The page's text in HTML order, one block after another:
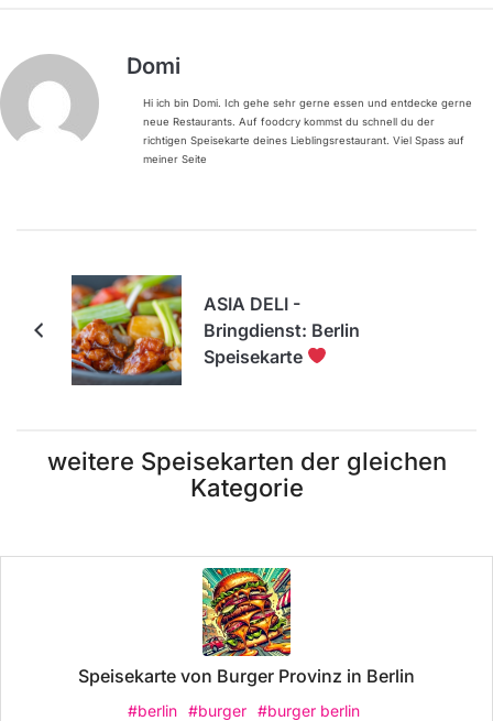
Domi
Hi ich bin Domi. Ich gehe sehr gerne essen und entdecke gerne
neue Restaurants. Auf foodcry kommst du schnell du der
richtigen Speisekarte deines Lieblingsrestaurant. Viel Spass auf
meiner Seite
ASIA DELI -
Bringdienst: Berlin
Speisekarte
weitere Speisekarten der gleichen
Kategorie
Speisekarte von Burger Provinz in Berlin
#berlin #burger #burger berlin